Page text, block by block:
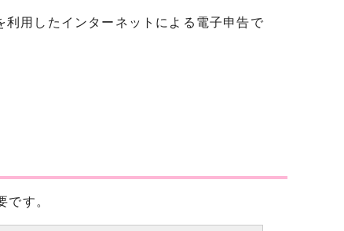
用したインターネットによる電子申告で
す。